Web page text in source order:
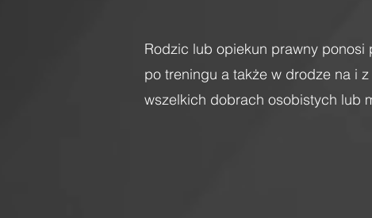
Rodzic lub opiekun prawny ponosi
po treningu a także w drodze na i
wszelkich dobrach osobistych lub